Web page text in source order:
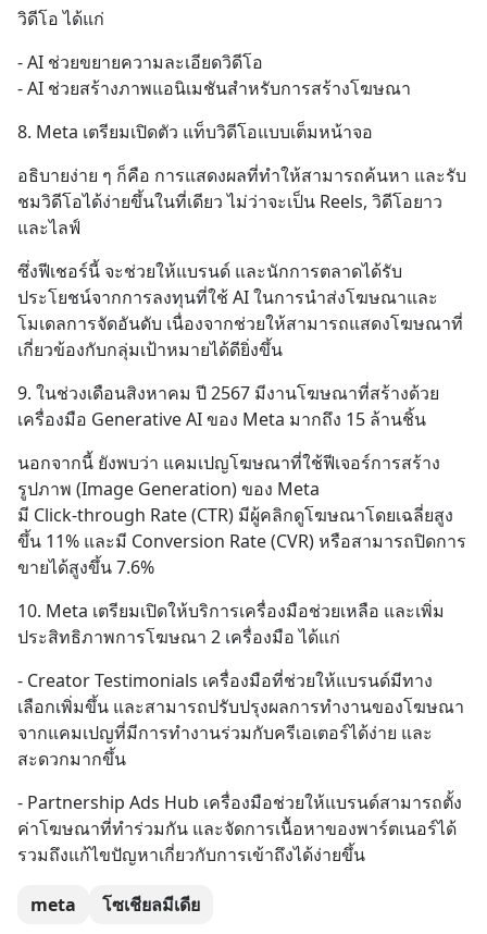
วิดีโอ ได้แก่
- AI ช่วยขยายความละเอียดวิดีโอ
- AI ช่วยสร้างภาพแอนิเมชันสำหรับการสร้างโฆษณา
8. Meta เตรียมเปิดตัว แท็บวิดีโอแบบเต็มหน้าจอ
อธิบายง่าย ๆ ก็คือ การแสดงผลที่ทำให้สามารถค้นหา และรับ
ชมวิดีโอได้ง่ายขึ้นในที่เดียว ไม่ว่าจะเป็น Reels, วิดีโอยาว
และไลฟ์
ซึ่งฟีเชอร์นี้ จะช่วยให้แบรนด์ และนักการตลาดได้รับ
ประโยชน์จากการลงทุนที่ใช้ AI ในการนำส่งโฆษณาและ
โมเดลการจัดอันดับ เนื่องจากช่วยให้สามารถแสดงโฆษณาที่
เกี่ยวข้องกับกลุ่มเป้าหมายได้ดียิ่งขึ้น
9. ในช่วงเดือนสิงหาคม ปี 2567 มีงานโฆษณาที่สร้างด้วย
เครื่องมือ Generative AI ของ Meta มากถึง 15 ล้านชิ้น
นอกจากนี้ ยังพบว่า แคมเปญโฆษณาที่ใช้ฟีเจอร์การสร้าง
รูปภาพ (Image Generation) ของ Meta
มี Click-through Rate (CTR) มีผู้คลิกดูโฆษณาโดยเฉลี่ยสูง
ขึ้น 11% และมี Conversion Rate (CVR) หรือสามารถปิดการ
ขายได้สูงขึ้น 7.6%
10. Meta เตรียมเปิดให้บริการเครื่องมือช่วยเหลือ และเพิ่ม
ประสิทธิภาพการโฆษณา 2 เครื่องมือ ได้แก่
- Creator Testimonials เครื่องมือที่ช่วยให้แบรนด์มีทาง
เลือกเพิ่มขึ้น และสามารถปรับปรุงผลการทำงานของโฆษณา
จากแคมเปญที่มีการทำงานร่วมกับครีเอเตอร์ได้ง่าย และ
สะดวกมากขึ้น
- Partnership Ads Hub เครื่องมือช่วยให้แบรนด์สามารถตั้ง
ค่าโฆษณาที่ทำร่วมกัน และจัดการเนื้อหาของพาร์ตเนอร์ได้
รวมถึงแก้ไขปัญหาเกี่ยวกับการเข้าถึงได้ง่ายขึ้น
meta โซเชียลมีเดีย